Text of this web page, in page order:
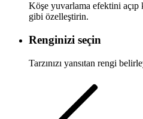
Köşe yuvarlama efektini
gibi özelleştirin.
Renginizi seçin
Tarzınızı yansıtan rengi